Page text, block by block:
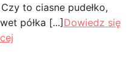
to ciasne pudełko,
półka [...] Dowiedz się